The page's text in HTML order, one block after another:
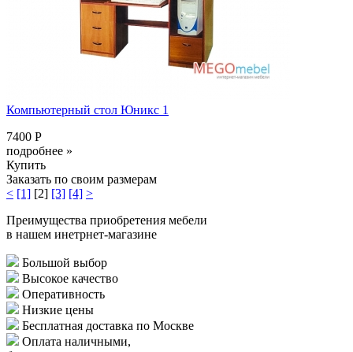
Компьютерный стол Юникс 1
7400 Р
подробнее »
Купить
Заказать по своим размерам
< [1] [2] [3] [4] >
Преимущества приобретения мебели
в нашем инетрнет-магазине
Большой выбор
Высокое качество
Оперативность
Низкие цены
Бесплатная доставка по Москве
Оплата наличными,